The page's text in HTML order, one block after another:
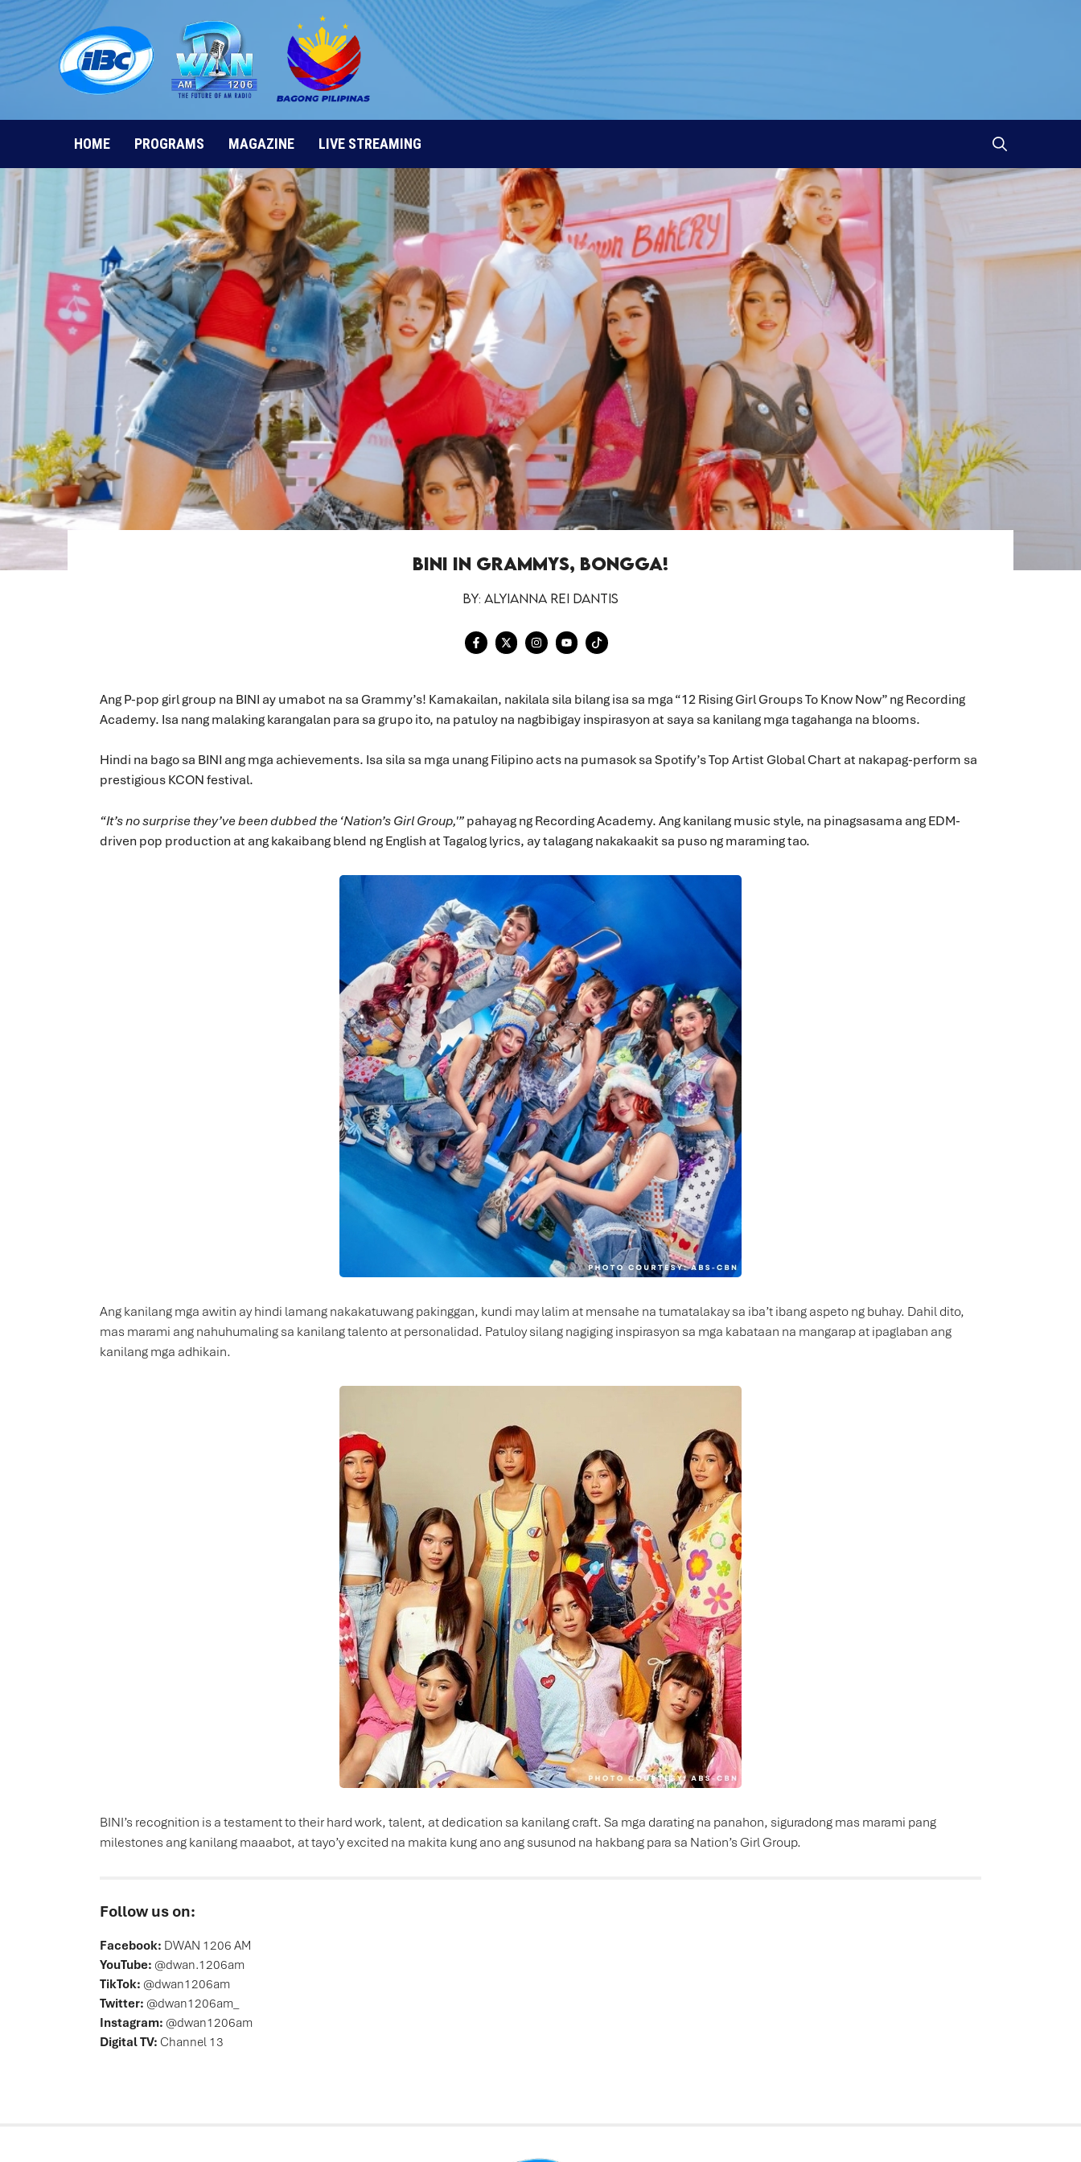
Skip
to
content
HOME PROGRAMS MAGAZINE LIVE STREAMING
BINI IN GRAMMYS, BONGGA!
By: Alyianna Rei Dantis
Ang P-pop girl group na BINI ay umabot na sa Grammy’s! Kamakailan, nakilala sila bilang isa sa mga “12 Rising Girl Groups To Know Now” ng Recording
Academy. Isa nang malaking karangalan para sa grupo ito, na patuloy na nagbibigay inspirasyon at saya sa kanilang mga tagahanga na blooms.
Hindi na bago sa BINI ang mga achievements. Isa sila sa mga unang Filipino acts na pumasok sa Spotify’s Top Artist Global Chart at nakapag-perform sa
prestigious KCON festival.
“It’s no surprise they’ve been dubbed the ‘Nation’s Girl Group,'”pahayag ng Recording Academy. Ang kanilang music style, na pinagsasama ang EDM-
driven pop production at ang kakaibang blend ng English at Tagalog lyrics, ay talagang nakakaakit sa puso ng maraming tao.
Ang kanilang mga awitin ay hindi lamang nakakatuwang pakinggan, kundi may lalim at mensahe na tumatalakay sa iba’t ibang aspeto ng buhay. Dahil dito,
mas marami ang nahuhumaling sa kanilang talento at personalidad. Patuloy silang nagiging inspirasyon sa mga kabataan na mangarap at ipaglaban ang
kanilang mga adhikain.
BINI’s recognition is a testament to their hard work, talent, at dedication sa kanilang craft. Sa mga darating na panahon, siguradong mas marami pang
milestones ang kanilang maaabot, at tayo’y excited na makita kung ano ang susunod na hakbang para sa Nation’s Girl Group.
Follow us on:
Facebook: DWAN 1206 AM
YouTube: @dwan.1206am
TikTok: @dwan1206am
Twitter: @dwan1206am_
Instagram: @dwan1206am
Digital TV: Channel 13